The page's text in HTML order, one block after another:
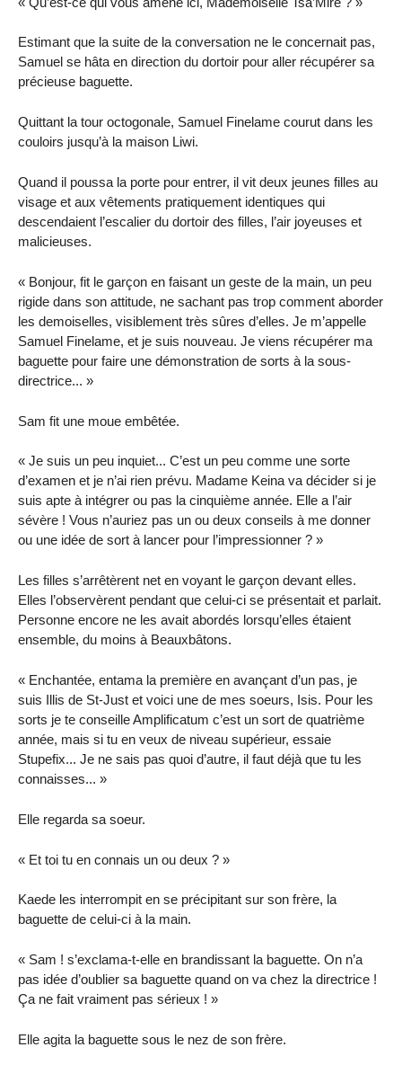
Estimant que la suite de la conversation ne le concernait pas,
Samuel se hâta en direction du dortoir pour aller récupérer sa
précieuse baguette.
Quittant la tour octogonale, Samuel Finelame courut dans les
couloirs jusqu’à la maison Liwi.
Quand il poussa la porte pour entrer, il vit deux jeunes filles au
visage et aux vêtements pratiquement identiques qui
descendaient l’escalier du dortoir des filles, l’air joyeuses et
malicieuses.
« Bonjour, fit le garçon en faisant un geste de la main, un peu
rigide dans son attitude, ne sachant pas trop comment aborder
les demoiselles, visiblement très sûres d’elles. Je m’appelle
Samuel Finelame, et je suis nouveau. Je viens récupérer ma
baguette pour faire une démonstration de sorts à la sous-
directrice... »
Sam fit une moue embêtée.
« Je suis un peu inquiet... C’est un peu comme une sorte
d’examen et je n’ai rien prévu. Madame Keina va décider si je
suis apte à intégrer ou pas la cinquième année. Elle a l’air
sévère ! Vous n’auriez pas un ou deux conseils à me donner
ou une idée de sort à lancer pour l’impressionner ? »
Les filles s’arrêtèrent net en voyant le garçon devant elles.
Elles l’observèrent pendant que celui-ci se présentait et parlait.
Personne encore ne les avait abordés lorsqu’elles étaient
ensemble, du moins à Beauxbâtons.
« Enchantée, entama la première en avançant d’un pas, je
suis Illis de St-Just et voici une de mes soeurs, Isis. Pour les
sorts je te conseille Amplificatum c’est un sort de quatrième
année, mais si tu en veux de niveau supérieur, essaie
Stupefix... Je ne sais pas quoi d’autre, il faut déjà que tu les
connaisses... »
Elle regarda sa soeur.
« Et toi tu en connais un ou deux ? »
Kaede les interrompit en se précipitant sur son frère, la
baguette de celui-ci à la main.
« Sam ! s’exclama-t-elle en brandissant la baguette. On n’a
pas idée d’oublier sa baguette quand on va chez la directrice !
Ça ne fait vraiment pas sérieux ! »
Elle agita la baguette sous le nez de son frère.